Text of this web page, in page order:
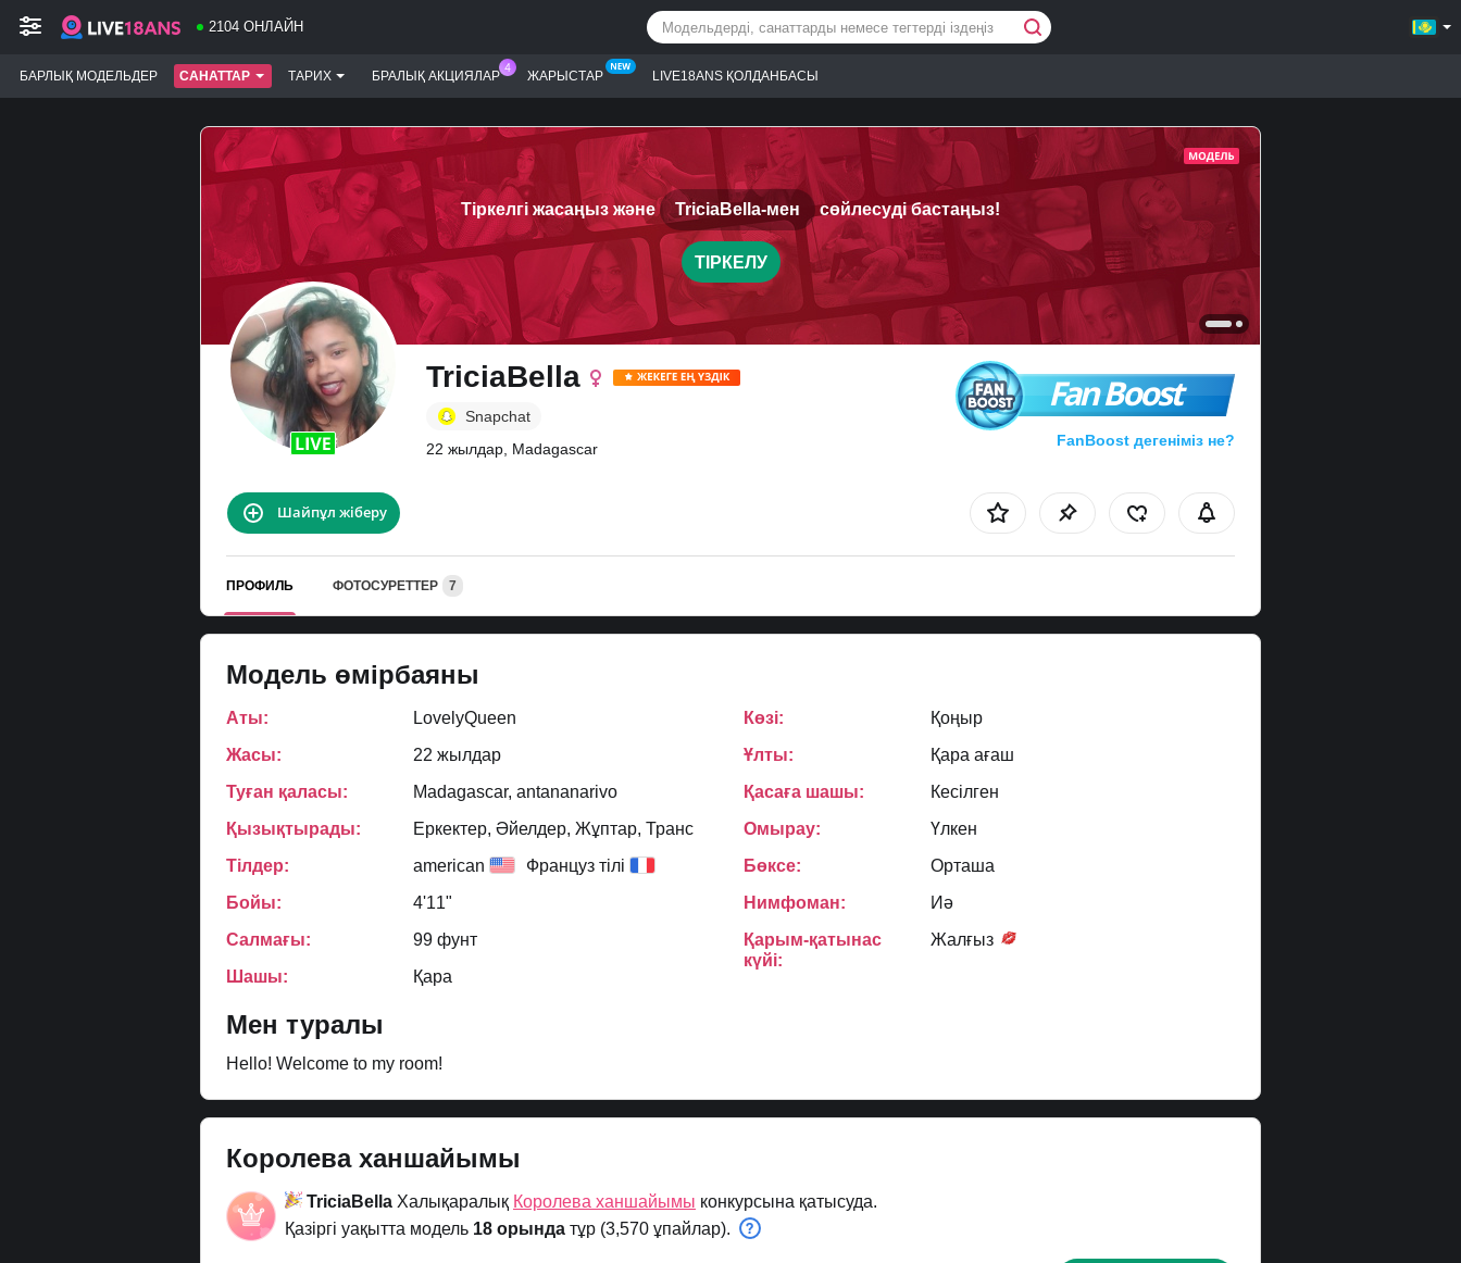
2104 ОНЛАЙН
БАРЛЫҚ МОДЕЛЬДЕР САНАТТАР ТАРИХ БРАЛЫҚ АКЦИЯЛАР ЖАРЫСТАР LIVE18ANS ҚОЛДАНБАСЫ
Тіркелгі жасаңыз және TriciaBella-мен сөйлесуді бастаңыз!
ТІРКЕЛУ
TriciaBella
Snapchat
22 жылдар, Madagascar
Fan Boost
FanBoost дегеніміз не?
Шайпұл жіберу
ПРОФИЛЬ ФОТОСУРЕТТЕР 7
Модель өмірбаяны
Аты:
LovelyQueen
Жасы:
22 жылдар
Туған қаласы:
Madagascar, antananarivo
Қызықтырады:
Еркектер, Әйелдер, Жұптар, Транс
Тілдер:
american Француз тілі
Бойы:
4'11"
Салмағы:
99 фунт
Шашы:
Қара
Көзі:
Қоңыр
Ұлты:
Қара ағаш
Қасаға шашы:
Кесілген
Омырау:
Үлкен
Бөксе:
Орташа
Нимфоман:
Иә
Қарым-қатынас
күйі:
Жалғыз
Мен туралы
Hello! Welcome to my room!
Королева ханшайымы
TriciaBella Халықаралық Королева ханшайымы конкурсына қатысуда.
Қазіргі уақытта модель 18 орында тұр (3,570 ұпайлар).